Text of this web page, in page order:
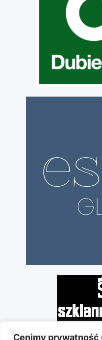
Cenimy